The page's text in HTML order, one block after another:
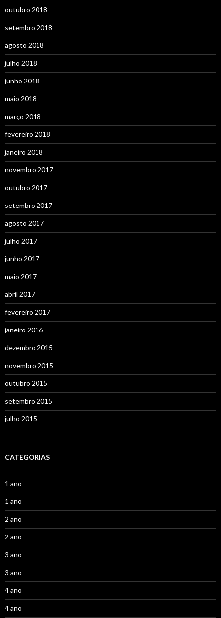
outubro 2018
setembro 2018
agosto 2018
julho 2018
junho 2018
maio 2018
março 2018
fevereiro 2018
janeiro 2018
novembro 2017
outubro 2017
setembro 2017
agosto 2017
julho 2017
junho 2017
maio 2017
abril 2017
fevereiro 2017
janeiro 2016
dezembro 2015
novembro 2015
outubro 2015
setembro 2015
julho 2015
CATEGORIAS
1 ano
1 ano
2 ano
2 ano
3 ano
3 ano
4 ano
4 ano